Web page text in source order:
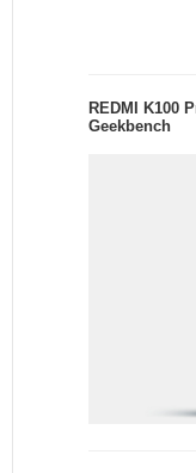
REDMI K100
Geekbench